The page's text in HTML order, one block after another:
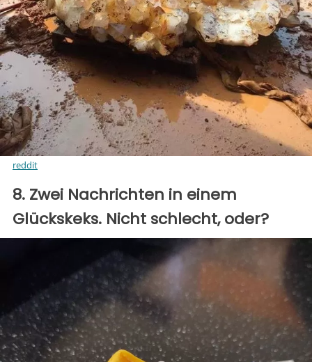
reddit
8. Zwei Nachrichten in einem
Glückskeks. Nicht schlecht, oder?